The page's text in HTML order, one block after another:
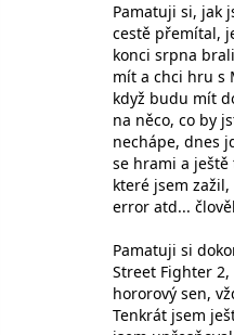
Pamatuji si, jak
cestě přemítal,
konci srpna
mít a chci hru s
když budu mít
na něco, co by
nechápe, dnes
se hrami a
které jsem
error atd...
Pamatuji si
Street Fighter
hororový sen,
Tenkrát jsem